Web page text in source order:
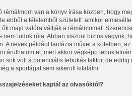
rémálmom van a könyv írása közben, hogy
ebből a félelemből született: amikor
ők majd valóra váltják a rémálmomat.
nem tudok róla. Abban viszont biztos vagyok,
A nevek például fantázia művei a kötetben,
árulhatom el, mert akkor végképp
sok volt a potenciális lebukás faktor, de
a sportágat sem sikerült kitalálni.
kaptál az olvasóktól?